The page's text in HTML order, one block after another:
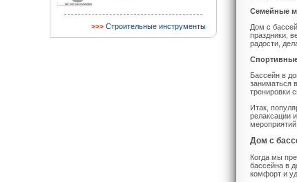
Строительные инструменты
Семейные
Дом с
праздники,
радости,
Бассейн в
заниматься
тренировки
Итак,
релаксации
Дом с
Когда мы
бассейна в
комфорт и